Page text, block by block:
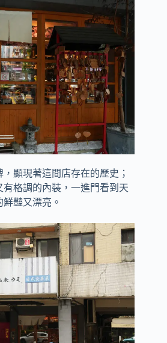
顯現著這間店存在的歷史；
格調的內裝，一進門看到天
豔又漂亮。